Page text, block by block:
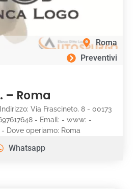
Roma
Preventivi
– Roma
Via Frascineto, 8 - 00173
- Email: - www: -
Dove operiamo: Roma
Whatsapp